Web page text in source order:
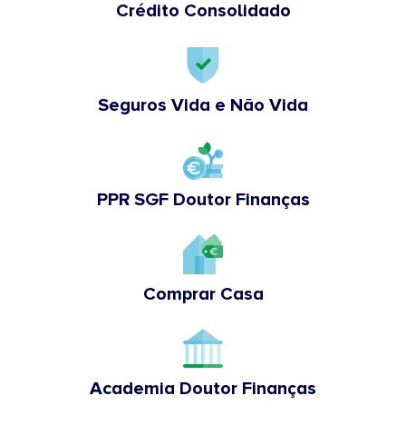
Crédito Consolidado
Seguros Vida e Não Vida
PPR SGF Doutor Finanças
Comprar Casa
Academia Doutor Finanças